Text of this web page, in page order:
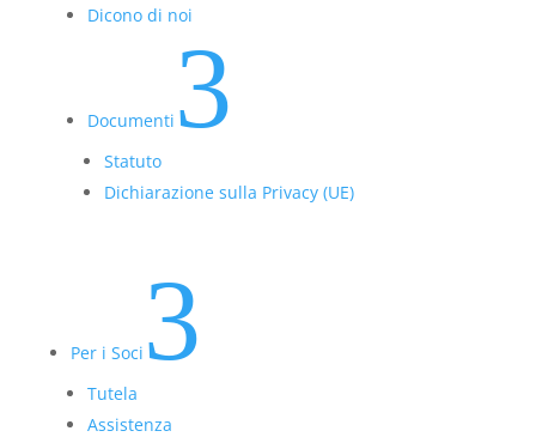
Dicono di noi
Documenti 3
Statuto
Dichiarazione sulla Privacy (UE)
Per i Soci 3
Tutela
Assistenza